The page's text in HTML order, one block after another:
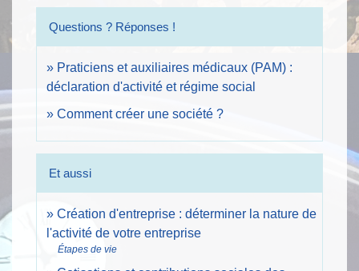
Questions ? Réponses !
Praticiens et auxiliaires médicaux (PAM) :
déclaration d'activité et régime social
Comment créer une société ?
Et aussi
Création d'entreprise : déterminer la nature de
l'activité de votre entreprise
Étapes de vie